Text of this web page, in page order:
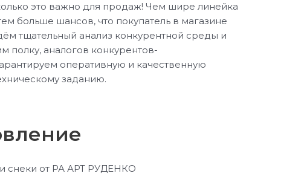
это важно для продаж! Чем шире линейка
больше шансов, что покупатель в магазине
тщательный анализ конкурентной среды и
полку, аналогов конкурентов-
оперативную и качественную
заданию.